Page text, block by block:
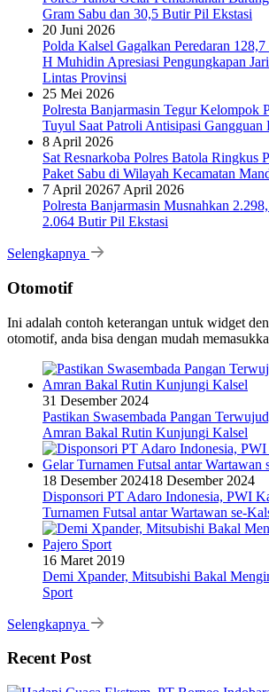
Gram Sabu dan 30,5 Butir Pil Ekstasi
20 Juni 2026
Polda Kalsel Gagalkan Peredaran
H Muhidin Apresiasi Pengungkapan
Lintas Provinsi
25 Mei 2026
Polresta Banjarmasin Tegur Kelompok
Tuyul Saat Patroli Antisipasi Gangguan
8 April 2026
Sat Resnarkoba Polres Batola Ringkus
Paket Sabu di Wilayah Kecamatan
7 April 20267 April 2026
Polresta Banjarmasin Musnahkan
2.064 Butir Pil Ekstasi
Selengkapnya
Otomotif
Ini adalah contoh keterangan untuk widget
otomotif, anda bisa dengan mudah
31 Desember 2024
Pastikan Swasembada Pangan
Amran Bakal Rutin Kunjungi Kalsel
18 Desember 202418 Desember 2024
Disponsori PT Adaro Indonesia, PWI
Turnamen Futsal antar Wartawan se-
16 Maret 2019
Demi Xpander, Mitsubishi Bakal
Sport
Selengkapnya
Recent Post